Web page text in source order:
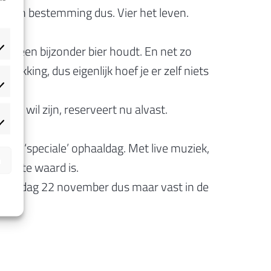
bestemming dus. Vier het leven.
een bijzonder bier houdt. En net zo
dus eigenlijk hoef je er zelf niets
wil zijn, reserveert nu alvast.
‘speciale’ ophaaldag. Met live muziek,
waard is.
22 november dus maar vast in de